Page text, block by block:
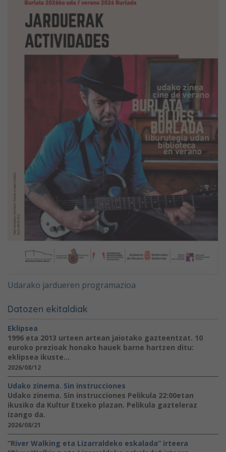
Udarako jardueren programazioa
Datozen ekitaldiak
Eklipsea
1996 eta 2013 urteen artean jaiotako gazteentzat. 10
euroko prezioak honako hauek barne hartzen ditu:
eklipsea ikuste...
2026/08/12
Udako zinema. Sin instrucciones
Udako zinema. Sin instrucciones Pelikula 22:00etan
ikusiko da Kultur Etxeko plazan. Pelikula gazteleraz
izango da.
2026/08/21
“River Walking eta Lizarraldeko eskalada” irteera